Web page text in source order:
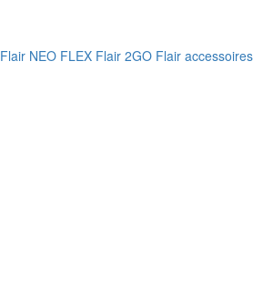
Flair NEO FLEX Flair 2GO Flair accessoires